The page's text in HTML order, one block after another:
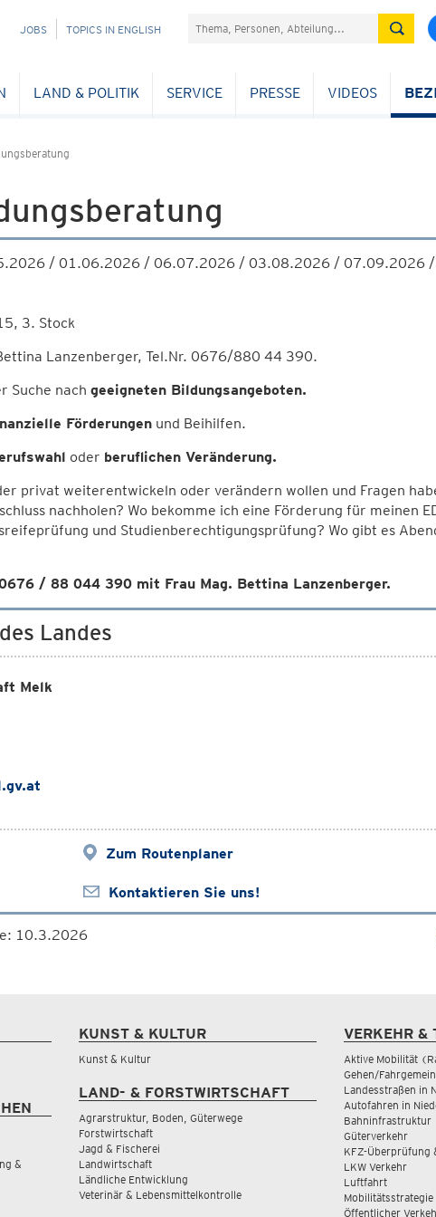
JOBS TOPICS IN ENGLISH Suchefeld
LAND & POLITIK SERVICE PRESSE VIDEOS
/ 01.06.2026 / 06.07.2026 / 03.08.2026 / 07.09.2026
3. Stock
Lanzenberger, Tel.Nr. 0676/880 44 390.
Suche nach geeigneten Bildungsangeboten.
Förderungenund Beihilfen.
oder beruflichen Veränderung.
privat weiterentwickeln oder verändern wollen und Fragen
nachholen? Wo bekomme ich eine Förderung für meinen
und Studienberechtigungsprüfung? Wo gibt es
/ 88 044 390 mit Frau Mag. Bettina Lanzenberger.
Landes
Melk
Zum Routenplaner
Kontaktieren Sie uns!
10.3.2026
&
KUNST & KULTUR
Kunst & Kultur
LAND- & FORSTWIRTSCHAFT
Agrarstruktur, Boden, Güterwege
Forstwirtschaft
Jagd & Fischerei
Landwirtschaft
Ländliche Entwicklung
Veterinär & Lebensmittelkontrolle
VERKEHR &
Aktive Mobilität
Gehen/
Landesstraßen in
Autofahren in
Bahninfrastruktur
Güterverkehr
KFZ-Überprüfung
LKW Verkehr
Luftfahrt
Mobilitätsstrategie
Öffentlicher